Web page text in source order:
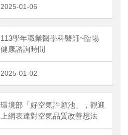
2025-01-06
113學年職業醫學科醫師~臨場
健康諮詢時間
2025-01-02
環境部「好空氣許願池」，觀迎
上網表達對空氣品質改善想法